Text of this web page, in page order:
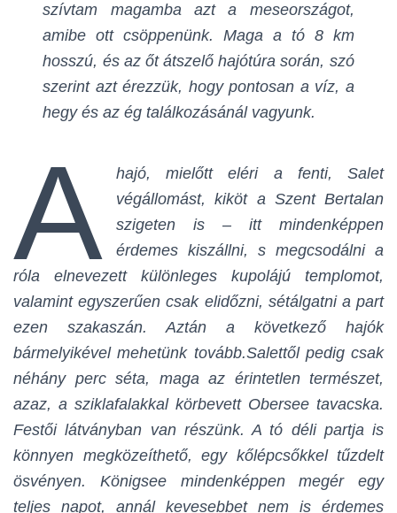
szívtam magamba azt a meseországot,
amibe ott csöppenünk. Maga a tó 8 km
hosszú, és az őt átszelő hajótúra során, szó
szerint azt érezzük, hogy pontosan a víz, a
hegy és az ég találkozásánál vagyunk.
A
hajó, mielőtt eléri a fenti, Salet
végállomást, kiköt a Szent Bertalan
szigeten is – itt mindenképpen
érdemes kiszállni, s megcsodálni a
róla elnevezett különleges kupolájú templomot,
valamint egyszerűen csak elidőzni, sétálgatni a part
ezen szakaszán. Aztán a következő hajók
bármelyikével mehetünk tovább.Salettől pedig csak
néhány perc séta, maga az érintetlen természet,
azaz, a sziklafalakkal körbevett Obersee tavacska.
Festői látványban van részünk. A tó déli partja is
könnyen megközeíthető, egy kőlépcsőkkel tűzdelt
ösvényen. Königsee mindenképpen megér egy
teljes napot, annál kevesebbet nem is érdemes